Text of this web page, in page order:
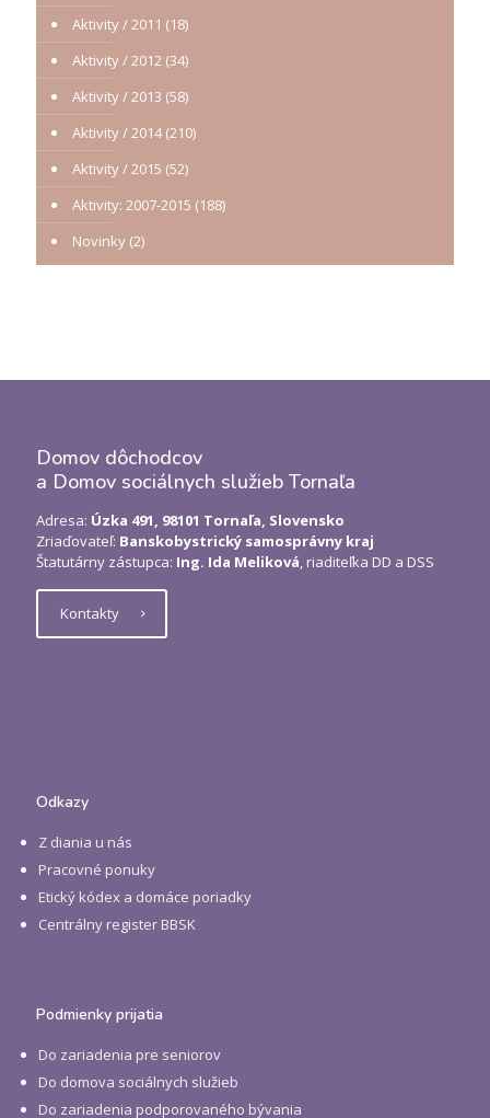
Aktivity / 2011 (18)
Aktivity / 2012 (34)
Aktivity / 2013 (58)
Aktivity / 2014(210)
Aktivity / 2015 (52)
Aktivity: 2007-2015 (188)
Novinky (2)
Domov dôchodcov
a Domov sociálnych služieb Tornaľa
Adresa: Úzka 491, 98101 Tornaľa, Slovensko
Zriaďovateľ: Banskobystrický samosprávny kraj
Štatutárny zástupca: Ing. Ida Meliková, riaditeľka DD a DSS
Kontakty
Odkazy
Z diania u nás
Pracovné ponuky
Etický kódex a domáce poriadky
Centrálny register BBSK
Podmienky prijatia
Do zariadenia pre seniorov
Do domova sociálnych služieb
Do zariadenia podporovaného bývania